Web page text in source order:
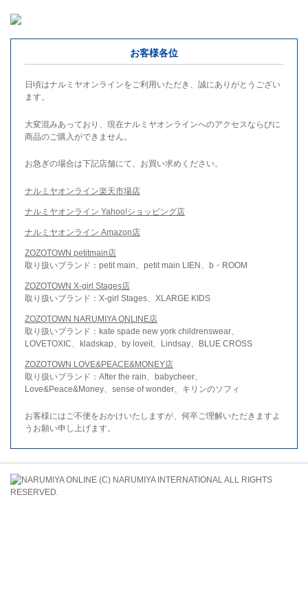
お客様各位
日頃はナルミヤオンラインをご利用いただき、誠にありがとうござい
ます。
大変混みあっており、現在ナルミヤオンラインへのアクセスならびに
商品のご購入ができません。
お急ぎの場合は下記店舗にて、お買い求めください。
ナルミヤオンライン楽天市場店
ナルミヤオンライン Yahoo!ショッピング店
ナルミヤオンライン Amazon店
ZOZOTOWN petitmain店
取り扱いブランド：petit main、petit main LIEN、b・ROOM
ZOZOTOWN X-girl Stages店
取り扱いブランド：X-girl Stages、XLARGE KIDS
ZOZOTOWN NARUMIYA ONLINE店
取り扱いブランド：kate spade new york childrenswear、
LOVETOXIC、kladskap、by loveit、Lindsay、BLUE CROSS
ZOZOTOWN LOVE&PEACE&MONEY店
取り扱いブランド：After the rain、babycheer、
Love&Peace&Money、sense of wonder、キリンのソフィ
お客様にはご不便をおかけいたしますが、何卒ご理解いただきますよ
うお願い申し上げます。